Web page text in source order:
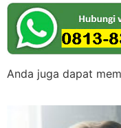
Anda juga dapat